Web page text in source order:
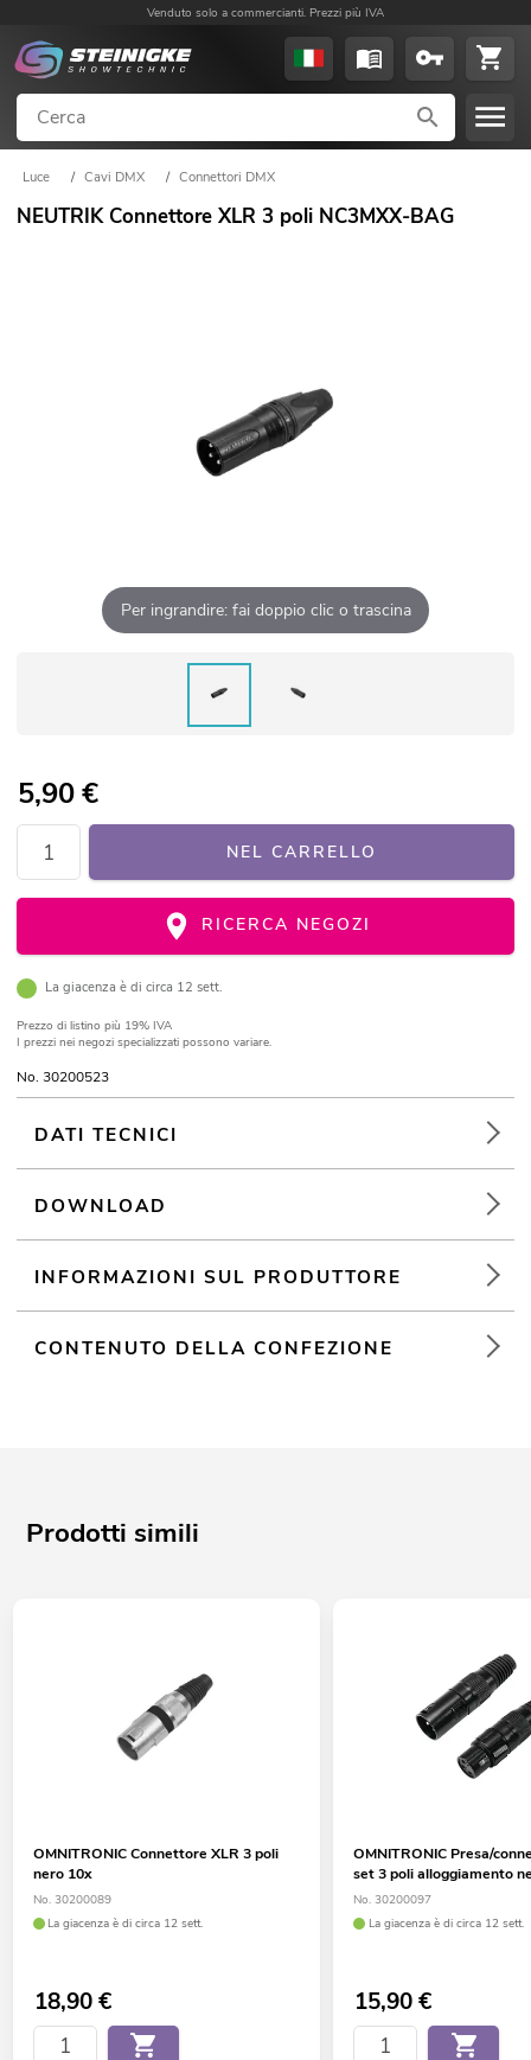
Venduto solo a commercianti. Prezzi più IVA
Luce / Cavi DMX / Connettori DMX
NEUTRIK Connettore XLR 3 poli NC3MXX-BAG
Per ingrandire: fai doppio clic o trascina
5,90€
NEL CARRELLO
RICERCA NEGOZI
La giacenza è di circa 12 sett.
Prezzo di listino più 19% IVA
I prezzi nei negozi specializzati possono variare.
No. 30200523
DATI TECNICI
DOWNLOAD
INFORMAZIONI SUL PRODUTTORE
CONTENUTO DELLA CONFEZIONE
Prodotti simili
OMNITRONIC Connettore XLR 3 poli
nero 10x
No. 30200089
La giacenza è di circa 12 sett.
18,90€
OMNITRONIC Presa/
set 3 poli alloggiamento
No. 30200097
La giacenza è di circa 12 sett.
15,90€